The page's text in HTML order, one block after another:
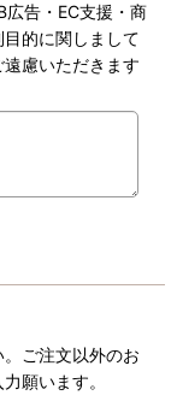
広告・EC支援・商
的に関しまして
慮いただきます
ご注文以外のお
願います。